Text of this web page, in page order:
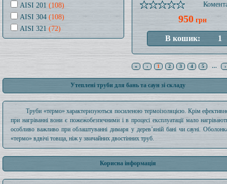
AISI 201(108)
AISI 304 (108)
AISI 321 (72)
950 грн
« ‹ 1 2 3 4 5 … ›
Утеплені труби для бань та саун зі складу
Труби «термо» характеризуються посиленою термоізоляцією. Крім
при нагріванні вони є пожежобезпечними і в процесі експлуатації мало
особливо важливо при облаштуванні димаря у дерев’яній бані чи сауні.
«термо» вдвічі товща, ніж у звичайних двостінних труб.
Корисна інформація